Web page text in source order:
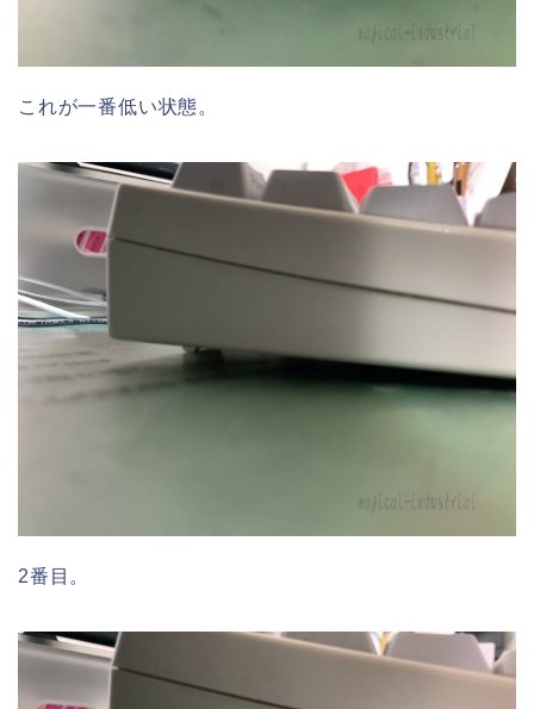
これが一番低い状態。
2番目。